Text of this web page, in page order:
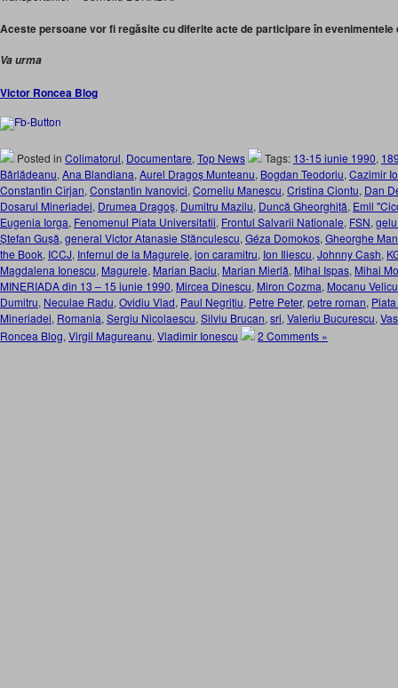
Aceste persoane vor fi regăsite cu diferite acte de participare în evenimentele
Va urma
Victor Roncea Blog
Posted in Colimatorul, Documentare, Top News Tags: 13-15 iunie 1990,
Bârlădeanu, Ana Blandiana, Aurel Dragoș Munteanu, Bogdan Teodoriu, Cazimir
Constantin Cîrjan, Constantin Ivanovici, Corneliu Manescu, Cristina Ciontu, Dan
Dosarul Mineriadei, Drumea Dragoş, Dumitru Mazilu, Duncă Gheorghiță, Emil
Eugenia Iorga, Fenomenul Piata Universitatii, Frontul Salvarii Nationale, FSN,
Ștefan Gușă, general Victor Atanasie Stănculescu, Géza Domokos, Gheorghe
the Book, ICCJ, Infernul de la Magurele, ion caramitru, Ion Iliescu, Johnny Cash,
Magdalena Ionescu, Magurele, Marian Baciu, Marian Mierlă, Mihai Ispas, Mihai
MINERIADA din 13 – 15 iunie 1990, Mircea Dinescu, Miron Cozma, Mocanu
Dumitru, Neculae Radu, Ovidiu Vlad, Paul Negrițiu, Petre Peter, petre roman,
Mineriadei, Romania, Sergiu Nicolaescu, Silviu Brucan, sri, Valeriu Bucurescu,
Roncea Blog, Virgil Magureanu, Vladimir Ionescu 2 Comments »